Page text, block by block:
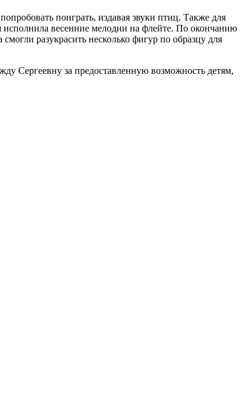
поиграть, издавая звуки птиц. Также для
исполнила весенние мелодии на флейте. По окончанию
разукрасить несколько фигур по образцу для
Сергеевну за предоставленную возможность детям,